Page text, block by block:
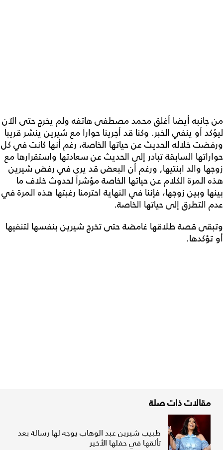
من جانبه أيضاً أغلق محمد مصطفى هاتفه ولم يخرج حتى الآن
ليؤكد أو ينفي الخبر. وكنا قد أجرينا حواراً مع شيرين ينشر قريباً
ورفضت خلاله الحديث عن حياتها الخاصة، رغم أنها كانت في كل
حواراتها السابقة تبادر إلى الحديث عن سعادتها واستقرارها مع
زوجها والد ابنتيها, ورغم أن البعض قد يرى في رفض شيرين
هذه المرة الكلام عن حياتها الخاصة مؤشراً لحدوث خلاف ما
بينها وبين زوجها، فإننا في النهاية احترمنا رغبتها هذه المرة في
عدم التطرق إلى حياتها الخاصة.
وتبقى قصة طلاقها غامضة حتى تخرج شيرين بنفسها لتنفيها
أو تؤكدها.
مقالات ذات صلة
طبيب شيرين عبد الوهاب يوجه لها رسالة بعد
تألقها في حفلها الأخير